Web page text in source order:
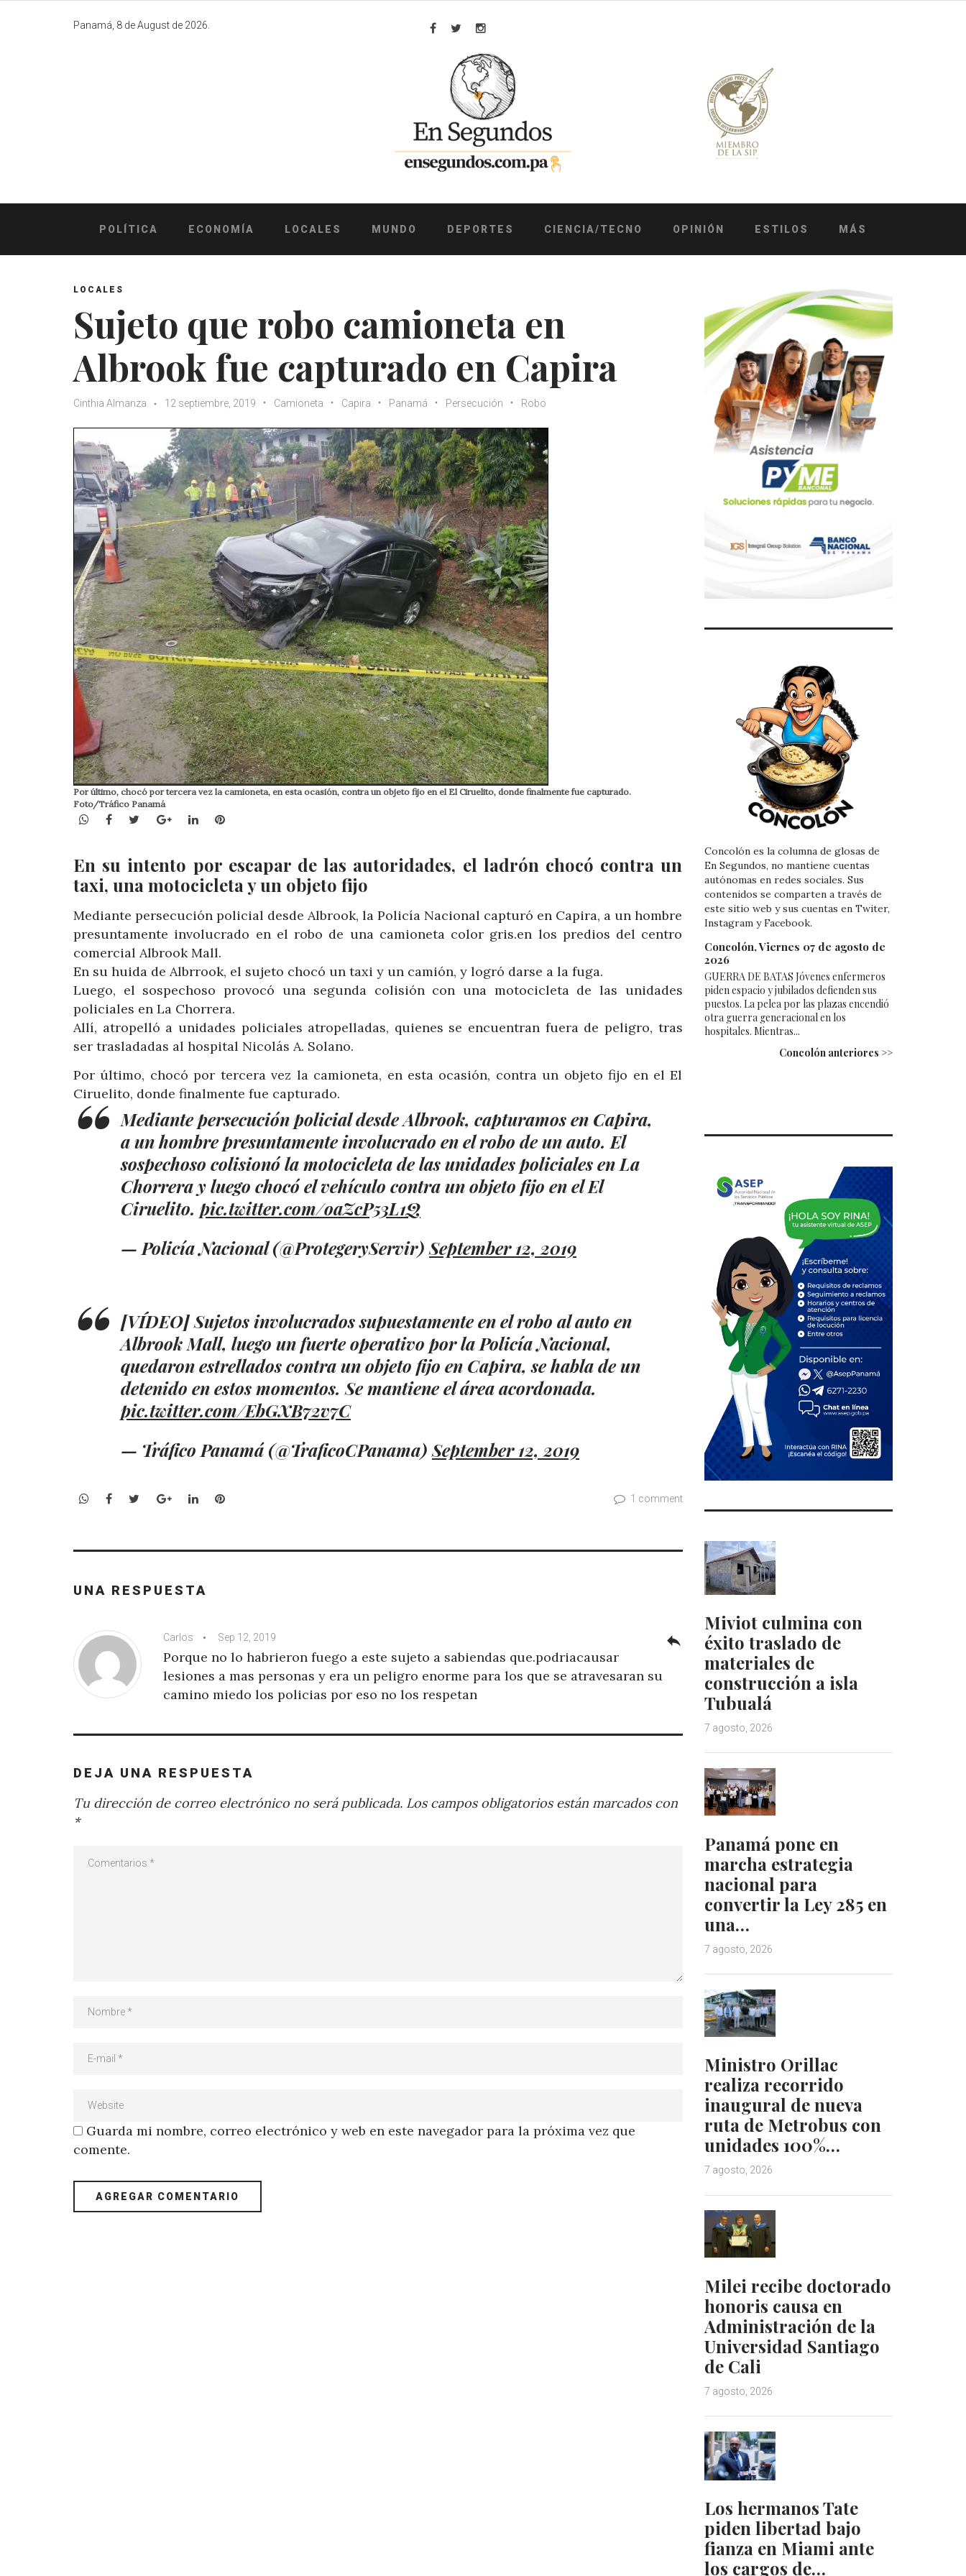
Panamá, 8 de August de 2026.
Facebook
TwitterInstagram
POLÍTICA ECONOMÍA LOCALES MUNDO DEPORTES CIENCIA/TECNO OPINIÓN ESTILOS MÁS
LOCALES
Sujeto que robo camioneta en
Albrook fue capturado en Capira
Cinthia Almanza 12 septiembre, 2019 Camioneta Capira Panamá Persecución Robo
Por último, chocó por tercera vez la camioneta, en esta ocasión, contra un objeto fijo en el El Ciruelito, donde finalmente fue capturado.
Foto/Tráfico Panamá
WhatsApp
Facebook
TwitterGoogle+LinkedInPinterest
En su intento por escapar de las autoridades, el ladrón chocó contra un
taxi, una motocicleta y un objeto fijo
Mediante persecución policial desde Albrook, la Policía Nacional capturó en Capira, a un hombre
presuntamente involucrado en el robo de una camioneta color gris.en los predios del centro
comercial Albrook Mall.
En su huida de Albrrook, el sujeto chocó un taxi y un camión, y logró darse a la fuga.
Luego, el sospechoso provocó una segunda colisión con una motocicleta de las unidades
policiales en La Chorrera.
Allí, atropelló a unidades policiales atropelladas, quienes se encuentran fuera de peligro, tras
ser trasladadas al hospital Nicolás A. Solano.
Por último, chocó por tercera vez la camioneta, en esta ocasión, contra un objeto fijo en el El
Ciruelito, donde finalmente fue capturado.
Mediante persecución policial desde Albrook, capturamos en Capira,
a un hombre presuntamente involucrado en el robo de un auto. El
sospechoso colisionó la motocicleta de las unidades policiales en La
Chorrera y luego chocó el vehículo contra un objeto fijo en el El
Ciruelito. pic.twitter.com/oaZcP53L1Q
— Policía Nacional (@ProtegeryServir)September 12, 2019
[VÍDEO] Sujetos involucrados supuestamente en el robo al auto en
Albrook Mall, luego un fuerte operativo por la Policía Nacional,
quedaron estrellados contra un objeto fijo en Capira, se habla de un
detenido en estos momentos. Se mantiene el área acordonada.
pic.twitter.com/EbGXB72v7C
— Tráfico Panamá (@TraficoCPanama)September 12, 2019
WhatsApp
Facebook
TwitterGoogle+LinkedInPinterest 1 comment
UNA RESPUESTA
Carlos Sep 12, 2019
Porque no lo habrieron fuego a este sujeto a sabiendas que.podriacausar
lesiones a mas personas y era un peligro enorme para los que se atravesaran su
camino miedo los policias por eso no los respetan
reply
DEJA UNA RESPUESTA
Tu dirección de correo electrónico no será publicada. Los campos obligatorios están marcados con
*
Guarda mi nombre, correo electrónico y web en este navegador para la próxima vez que
comente.
Concolón es la columna de glosas de
En Segundos, no mantiene cuentas
autónomas en redes sociales. Sus
contenidos se comparten a través de
este sitio web y sus cuentas en Twiter,
Instagram y Facebook.
Concolón, Viernes 07 de agosto de
2026
GUERRA DE BATAS Jóvenes enfermeros
piden espacio y jubilados defienden sus
puestos. La pelea por las plazas encendió
otra guerra generacional en los
hospitales. Mientras...
Concolón anteriores >>
Miviot culmina con
éxito traslado de
materiales de
construcción a isla
Tubualá
7 agosto, 2026
Panamá pone en
marcha estrategia
nacional para
convertir la Ley 285 en
una…
7 agosto, 2026
Ministro Orillac
realiza recorrido
inaugural de nueva
ruta de Metrobus con
unidades 100%…
7 agosto, 2026
Milei recibe doctorado
honoris causa en
Administración de la
Universidad Santiago
de Cali
7 agosto, 2026
Los hermanos Tate
piden libertad bajo
fianza en Miami ante
los cargos de…